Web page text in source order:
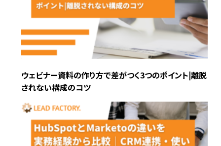
ウェビナー資料の作り方で差がつく3つのポイント|離脱
されない構成のコツ